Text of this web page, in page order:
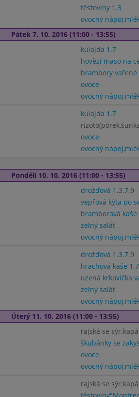
těstoviny 1.3
ovocný
Pátek 7. 10. 2016 (11:00 - 13:55)
kulajda 1.7
hovězí maso na
brambory vařené
ovoce
ovocný
kulajda 1.7
ovoce
ovocný
Pondělí 10. 10. 2016 (11:00 - 13:55)
drožďová 1.3.7.9
vepřová kýta po
bramborová kaše
zelný salát
ovocný
drožďová 1.3.7.9
hrachová kaše 1.7
uzená krkovička
zelný salát
ovocný
Úterý 11. 10. 2016 (11:00 - 13:55)
rajská se
škubánky se
ovoce
ovocný
rajská se